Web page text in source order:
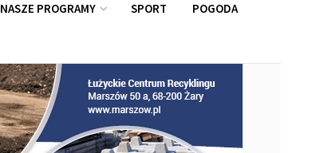
NASZE PROGRAMY SPORT POGODA